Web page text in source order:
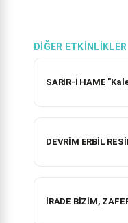
DIĞER ETKINLIKLER
SARİR-İ HAME
DEVRİM ERBİL
İRADE BİZİM,